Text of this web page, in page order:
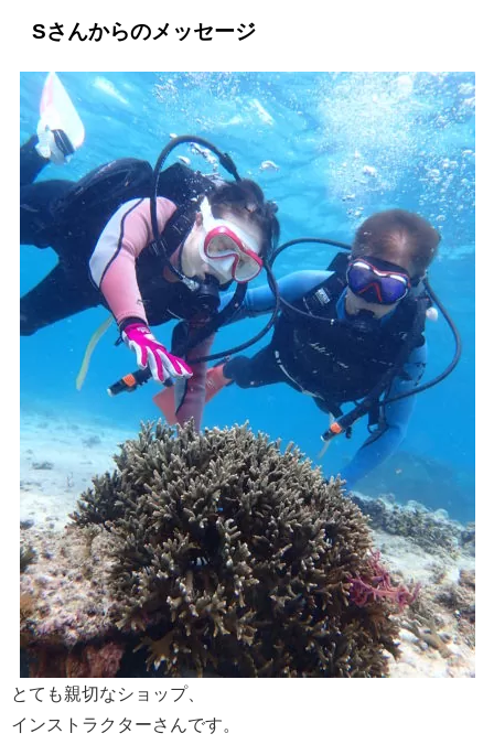
Sさんからのメッセージ
とても親切なショップ、
インストラクターさんです。